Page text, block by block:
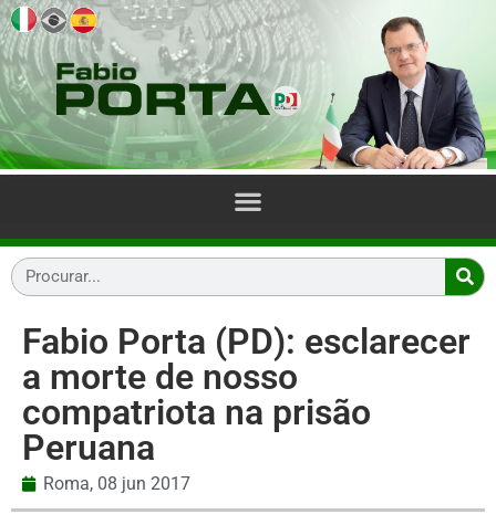
Fabio Porta (PD): esclarecer
a morte de nosso
compatriota na prisão
Peruana
Roma, 08 jun 2017